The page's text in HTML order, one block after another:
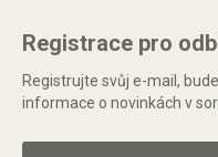
Registrace pro
Registrujte svůj e-mail,
informace o novinkách v